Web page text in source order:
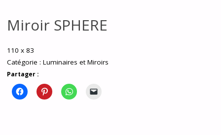
Miroir SPHERE
110 x 83
Catégorie : Luminaires et Miroirs
Partager :